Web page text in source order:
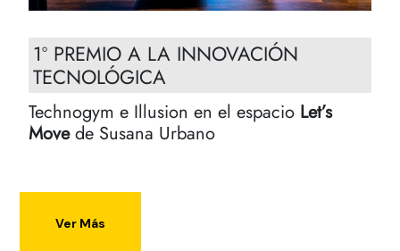
1º PREMIO A LA INNOVACIÓN
TECNOLÓGICA
Technogym e Illusion en el espacio Let’s
Movede Susana Urbano
Ver Más